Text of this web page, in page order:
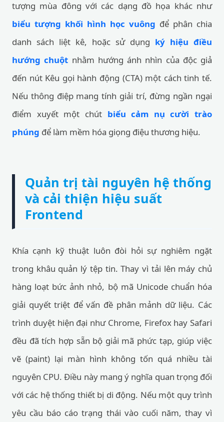
tượng mùa đông với các dạng đồ họa khác như
biểu tượng khối hình học vuông để phân chia
danh sách liệt kê, hoặc sử dụng ký hiệu điều
hướng chuột nhằm hướng ánh nhìn của độc giả
đến nút Kêu gọi hành động (CTA) một cách tinh tế.
Nếu thông điệp mang tính giải trí, đừng ngần ngại
điểm xuyết một chút biểu cảm nụ cười trào
phúng để làm mềm hóa giọng điệu thương hiệu.
Quản trị tài nguyên hệ thống
và cải thiện hiệu suất
Frontend
Khía cạnh kỹ thuật luôn đòi hỏi sự nghiêm ngặt
trong khâu quản lý tệp tin. Thay vì tải lên máy chủ
hàng loạt bức ảnh nhỏ, bộ mã Unicode chuẩn hóa
giải quyết triệt để vấn đề phân mảnh dữ liệu. Các
trình duyệt hiện đại như Chrome, Firefox hay Safari
đều đã tích hợp sẵn bộ giải mã phức tạp, giúp việc
vẽ (paint) lại màn hình không tốn quá nhiều tài
nguyên CPU. Điều này mang ý nghĩa quan trọng đối
với các hệ thống thiết bị di động. Nếu một quy trình
yêu cầu báo cáo trạng thái vào cuối năm, thay vì